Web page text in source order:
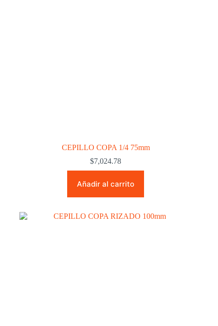
CEPILLO COPA 1/4 75mm
$7,024.78
Añadir al carrito